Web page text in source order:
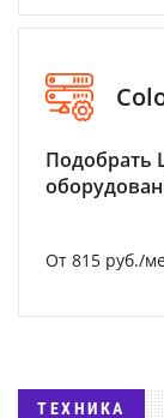
Подобрать
От 815 руб./
ТЕХНИКА